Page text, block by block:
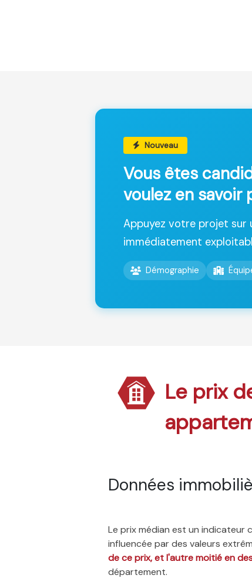
Nouveau
Vous êtes
voulez en savoir
Appuyez votre projet sur
immédiatement
Démographie
Le prix
Données
Le prix médian est un indicateur
influencée par des valeurs
de ce prix, et l'autre moitié en
département.